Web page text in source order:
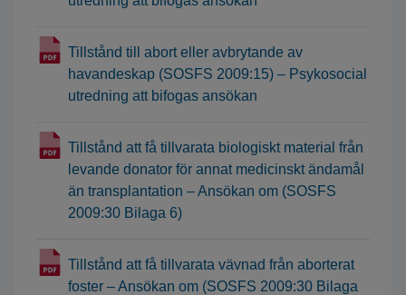
Tillstånd till abort eller avbrytande av
havandeskap (SOSFS 2009:15) – Psykosocial
utredning att bifogas ansökan
Tillstånd att få tillvarata biologiskt material från
levande donator för annat medicinskt ändamål
än transplantation – Ansökan om (SOSFS
2009:30 Bilaga 6)
Tillstånd att få tillvarata vävnad från aborterat
foster – Ansökan om (SOSFS 2009:30 Bilaga